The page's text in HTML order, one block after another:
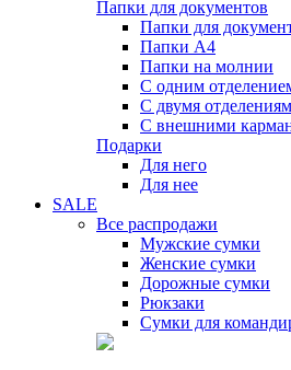
Папки для документов
Папки для
Папки А4
Папки на молнии
С одним
С двумя
С внешними
Подарки
Для него
Для нее
SALE
Все распродажи
Мужские сумки
Женские сумки
Дорожные сумки
Рюкзаки
Сумки для